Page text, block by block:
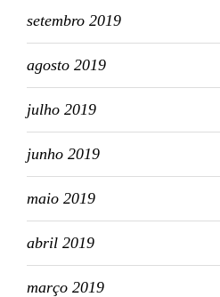
setembro 2019
agosto 2019
julho 2019
junho 2019
maio 2019
abril 2019
março 2019